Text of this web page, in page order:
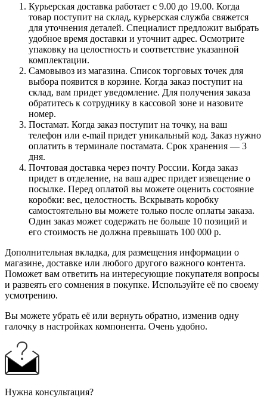
Курьерская доставка работает с 9.00 до 19.00. Когда
товар поступит на склад, курьерская служба свяжется
для уточнения деталей. Специалист предложит выбрать
удобное время доставки и уточнит адрес. Осмотрите
упаковку на целостность и соответствие указанной
комплектации.
Самовывоз из магазина. Список торговых точек для
выбора появится в корзине. Когда заказ поступит на
склад, вам придет уведомление. Для получения заказа
обратитесь к сотруднику в кассовой зоне и назовите
номер.
Постамат. Когда заказ поступит на точку, на ваш
телефон или e-mail придет уникальный код. Заказ нужно
оплатить в терминале постамата. Срок хранения — 3
дня.
Почтовая доставка через почту России. Когда заказ
придет в отделение, на ваш адрес придет извещение о
посылке. Перед оплатой вы можете оценить состояние
коробки: вес, целостность. Вскрывать коробку
самостоятельно вы можете только после оплаты заказа.
Один заказ может содержать не больше 10 позиций и
его стоимость не должна превышать 100 000 р.
Дополнительная вкладка, для размещения информации о
магазине, доставке или любого другого важного контента.
Поможет вам ответить на интересующие покупателя вопросы
и развеять его сомнения в покупке. Используйте её по своему
усмотрению.
Вы можете убрать её или вернуть обратно, изменив одну
галочку в настройках компонента. Очень удобно.
Нужна консультация?